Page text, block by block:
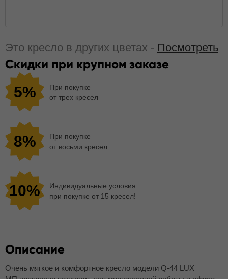
Это кресло в других цветах - Посмотреть
Скидки при крупном заказе
5%
При покупке
от трех кресел
8%
При покупке
от восьми кресел
10%
Индивидуальные условия
при покупке от 15 кресел!
Описание
Очень мягкое и комфортное кресло модели Q-44 LUX